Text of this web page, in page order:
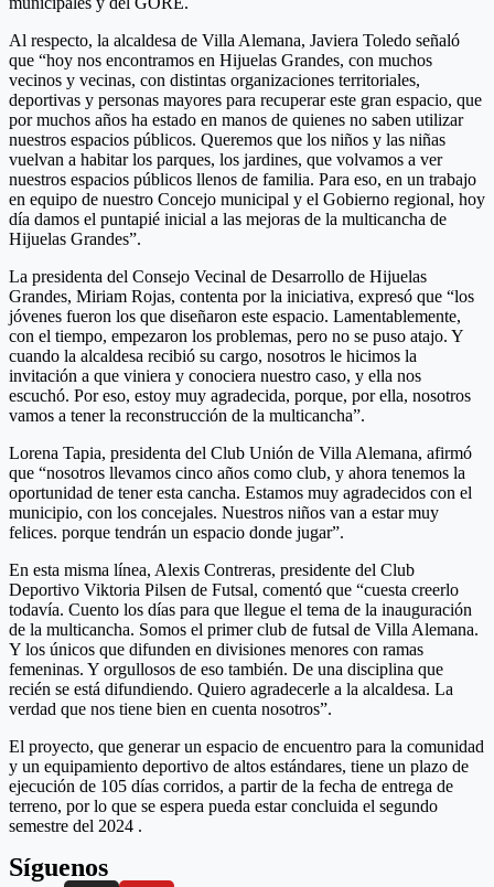
Al respecto, la alcaldesa de Villa Alemana, Javiera Toledo señaló
que “hoy nos encontramos en Hijuelas Grandes, con muchos
vecinos y vecinas, con distintas organizaciones territoriales,
deportivas y personas mayores para recuperar este gran espacio, que
por muchos años ha estado en manos de quienes no saben utilizar
nuestros espacios públicos. Queremos que los niños y las niñas
vuelvan a habitar los parques, los jardines, que volvamos a ver
nuestros espacios públicos llenos de familia. Para eso, en un trabajo
en equipo de nuestro Concejo municipal y el Gobierno regional, hoy
día damos el puntapié inicial a las mejoras de la multicancha de
Hijuelas Grandes”.
La presidenta del Consejo Vecinal de Desarrollo de Hijuelas
Grandes, Miriam Rojas, contenta por la iniciativa, expresó que “los
jóvenes fueron los que diseñaron este espacio. Lamentablemente,
con el tiempo, empezaron los problemas, pero no se puso atajo. Y
cuando la alcaldesa recibió su cargo, nosotros le hicimos la
invitación a que viniera y conociera nuestro caso, y ella nos
escuchó. Por eso, estoy muy agradecida, porque, por ella, nosotros
vamos a tener la reconstrucción de la multicancha”.
Lorena Tapia, presidenta del Club Unión de Villa Alemana, afirmó
que “nosotros llevamos cinco años como club, y ahora tenemos la
oportunidad de tener esta cancha. Estamos muy agradecidos con el
municipio, con los concejales. Nuestros niños van a estar muy
felices. porque tendrán un espacio donde jugar”.
En esta misma línea, Alexis Contreras, presidente del Club
Deportivo Viktoria Pilsen de Futsal, comentó que “cuesta creerlo
todavía. Cuento los días para que llegue el tema de la inauguración
de la multicancha. Somos el primer club de futsal de Villa Alemana.
Y los únicos que difunden en divisiones menores con ramas
femeninas. Y orgullosos de eso también. De una disciplina que
recién se está difundiendo. Quiero agradecerle a la alcaldesa. La
verdad que nos tiene bien en cuenta nosotros”.
El proyecto, que generar un espacio de encuentro para la comunidad
y un equipamiento deportivo de altos estándares, tiene un plazo de
ejecución de 105 días corridos, a partir de la fecha de entrega de
terreno, por lo que se espera pueda estar concluida el segundo
semestre del 2024 .
Síguenos